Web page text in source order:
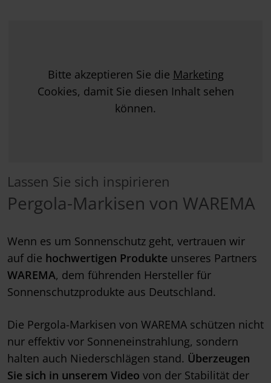
Bitte akzeptieren Sie die Marketing
Cookies, damit Sie diesen Inhalt sehen
können.
Lassen Sie sich inspirieren
Pergola-Markisen von WAREMA
Wenn es um Sonnenschutz geht, vertrauen wir
auf die hochwertigen Produkte unseres Partners
WAREMA, dem führenden Hersteller für
Sonnenschutzprodukte aus Deutschland.
Die Pergola-Markisen von WAREMA schützen nicht
nur effektiv vor Sonneneinstrahlung, sondern
halten auch Niederschlägen stand. Überzeugen
Sie sich in unserem Video von der Stabilität der